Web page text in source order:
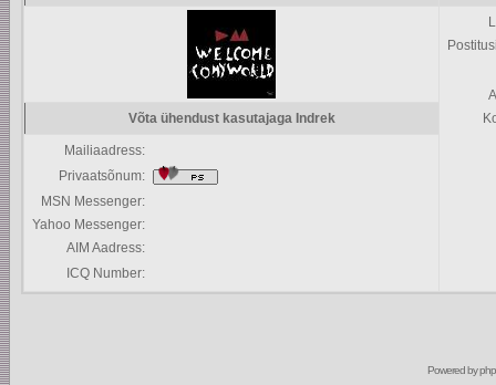
Võta ühendust kasutajaga Indrek
Mailiaadress:
Privaatsõnum:
MSN Messenger:
Yahoo Messenger:
AIM Aadress:
ICQ Number:
Powered by